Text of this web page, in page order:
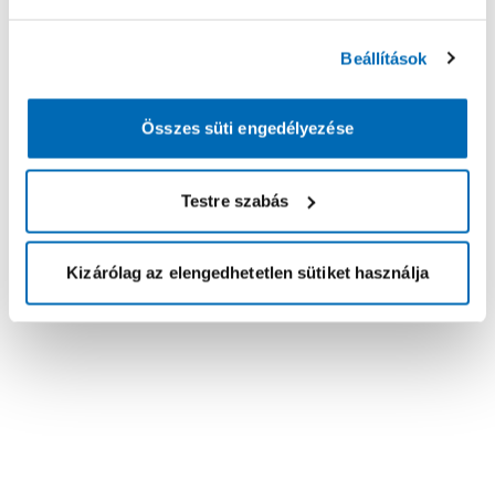
Beállítások
Összes süti engedélyezése
Testre szabás
Kizárólag az elengedhetetlen sütiket használja